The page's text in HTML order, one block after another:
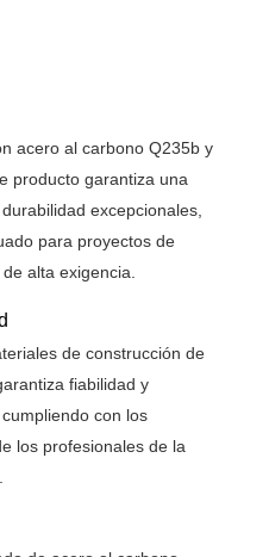
acero al carbono Q235b y
producto garantiza una
excepcionales,
para proyectos de
alta exigencia.
de construcción de
fiabilidad y
con los
los profesionales de la